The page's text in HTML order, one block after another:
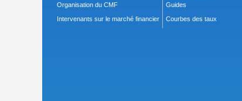
Organisation du CMF
Intervenants sur le marché financier
Guides
Courbes des taux